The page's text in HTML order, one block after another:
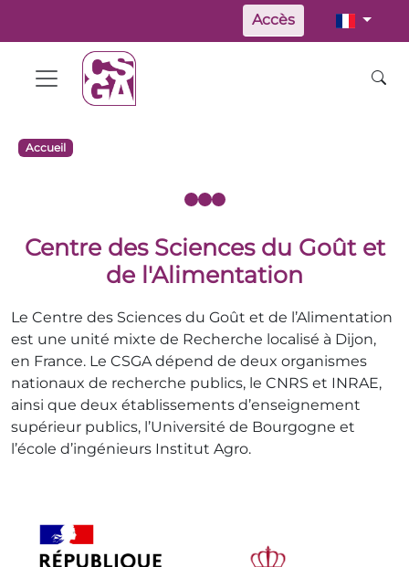
Accès
Accueil
Centre des Sciences du Goût et
de l'Alimentation
Le Centre des Sciences du Goût et de l’Alimentation
est une unité mixte de Recherche localisé à Dijon,
en France. Le CSGA dépend de deux organismes
nationaux de recherche publics, le CNRS et INRAE,
ainsi que deux établissements d’enseignement
supérieur publics, l’Université de Bourgogne et
l’école d’ingénieurs Institut Agro.